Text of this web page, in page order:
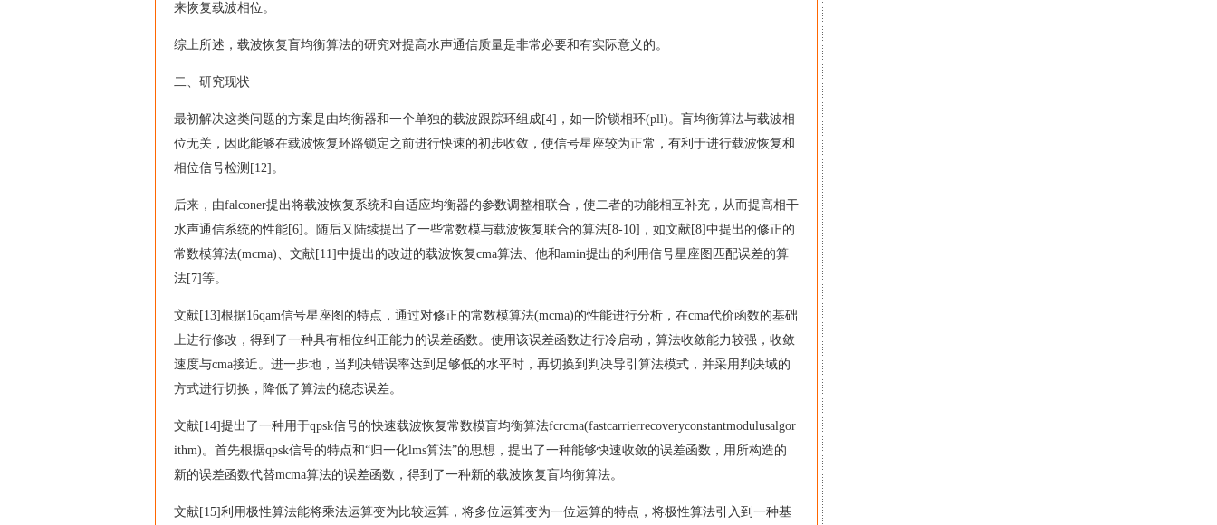
来恢复载波相位。
综上所述，载波恢复盲均衡算法的研究对提高水声通信质量是非常必要和有实际意义的。
二、研究现状
最初解决这类问题的方案是由均衡器和一个单独的载波跟踪环组成[4]，如一阶锁相环(pll)。盲均衡算法与载波相
位无关，因此能够在载波恢复环路锁定之前进行快速的初步收敛，使信号星座较为正常，有利于进行载波恢复和
相位信号检测[12]。
后来，由falconer提出将载波恢复系统和自适应均衡器的参数调整相联合，使二者的功能相互补充，从而提高相干
水声通信系统的性能[6]。随后又陆续提出了一些常数模与载波恢复联合的算法[8-10]，如文献[8]中提出的修正的
常数模算法(mcma)、文献[11]中提出的改进的载波恢复cma算法、他和amin提出的利用信号星座图匹配误差的算
法[7]等。
文献[13]根据16qam信号星座图的特点，通过对修正的常数模算法(mcma)的性能进行分析，在cma代价函数的基础
上进行修改，得到了一种具有相位纠正能力的误差函数。使用该误差函数进行冷启动，算法收敛能力较强，收敛
速度与cma接近。进一步地，当判决错误率达到足够低的水平时，再切换到判决导引算法模式，并采用判决域的
方式进行切换，降低了算法的稳态误差。
文献[14]提出了一种用于qpsk信号的快速载波恢复常数模盲均衡算法fcrcma(fastcarrierrecoveryconstantmodulusalgor
ithm)。首先根据qpsk信号的特点和“归一化lms算法”的思想，提出了一种能够快速收敛的误差函数，用所构造的
新的误差函数代替mcma算法的误差函数，得到了一种新的载波恢复盲均衡算法。
文献[15]利用极性算法能将乘法运算变为比较运算，将多位运算变为一位运算的特点，将极性算法引入到一种基